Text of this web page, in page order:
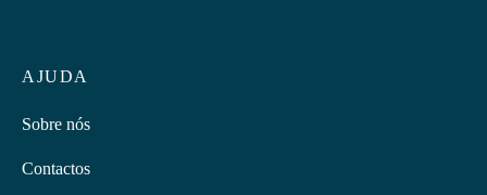
AJUDA
Sobre nós
Contactos